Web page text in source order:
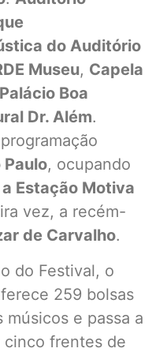
do Auditório
Museu, Capela
Boa
Dr. Além.
Paulo, ocupando
a Estação Motiva
vez, a recém-
de Carvalho.
do Festival, o
259 bolsas
e passa a
cinco frentes de